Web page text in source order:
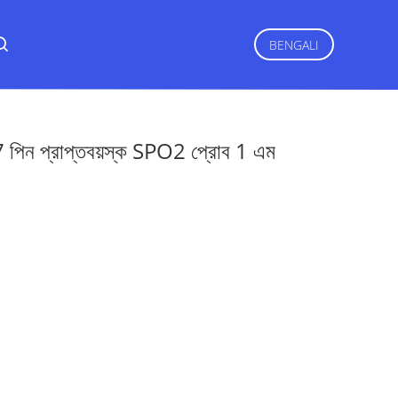
BENGALI
পিন প্রাপ্তবয়স্ক SPO2 প্রোব 1 এম